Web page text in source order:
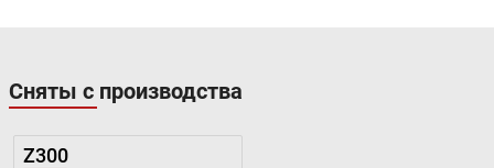
Сняты с производства
Z300